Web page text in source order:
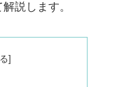
説します。